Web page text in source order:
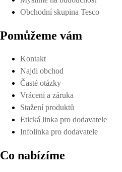
Obchodní skupina Tesco
Pomůžeme vám
Kontakt
Najdi obchod
Časté otázky
Vrácení a záruka
Stažení produktů
Etická linka pro dodavatele
Infolinka pro dodavatele
Co nabízíme